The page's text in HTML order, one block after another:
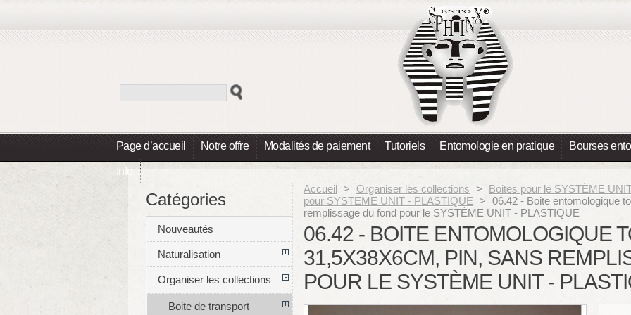
Page d’accueil Notre offre Modalités de paiement Tutoriels Entomologie en pratique Bourses
Info
Accueil > Organiser les collections >
Boites pour le SYSTÈME
pour SYSTÈME UNIT - PLASTIQUE > 06.42 - Boite entomologique
remplissage du fond pour le SYSTÈME UNIT - PLASTIQUE
06.42 - BOITE ENTOMOLOGIQUE
31,5X38X6CM, PIN, SANS
POUR LE SYSTÈME UNIT -
Catégories
Nouveautés
Naturalisation
Organiser les collections
Boite de transport